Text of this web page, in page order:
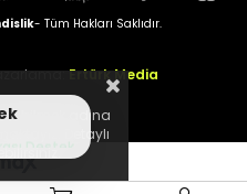
Olsun
- Tüm Hakları Saklıdır.
Ertürk Media
adına
Detaylı